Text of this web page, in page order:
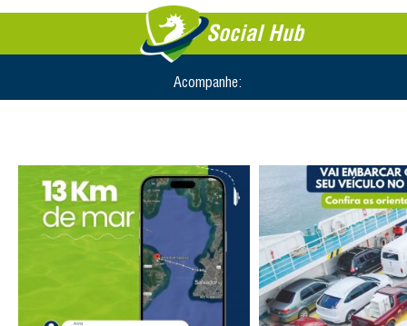
Social Hub
Acompanhe: